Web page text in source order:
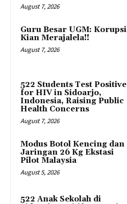
August 7, 2026
Guru Besar UGM: Korupsi
Kian Merajalela!!
August 7, 2026
522 Students Test Positive
for HIV in Sidoarjo,
Indonesia, Raising Public
Health Concerns
August 7, 2026
Modus Botol Kencing dan
Jaringan 26 Kg Ekstasi
Pilot Malaysia
August 5, 2026
522 Anak Sekolah di